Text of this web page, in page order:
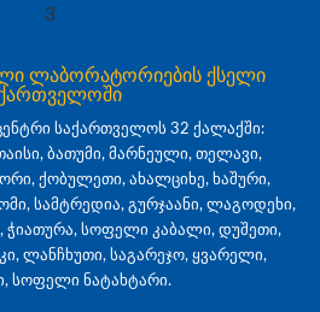
ლაბორატორიების ქსელი
საქართველოს 32 ქალაქში:
ბათუმი, მარნეული, თელავი,
ქობულეთი, ახალციხე, ხაშური,
სამტრედია, გურჯაანი, ლაგოდეხი,
ჭიათურა, სოფელი კაბალი, დუშეთი,
ლანჩხუთი, საგარეჯო, ყვარელი,
სოფელი ნატახტარი.